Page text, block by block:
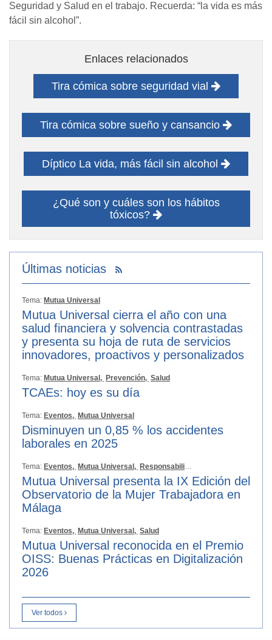
Seguridad y Salud en el trabajo. Recuerda: “la vida es más
fácil sin alcohol”.
Enlaces relacionados
Tira cómica sobre seguridad vial
Tira cómica sobre sueño y cansancio
Díptico La vida, más fácil sin alcohol
¿Qué son y cuáles son los hábitos
tóxicos?
Últimas noticias
Tema: Mutua Universal
Mutua Universal cierra el año con una
salud financiera y solvencia contrastadas
y presenta su hoja de ruta de servicios
innovadores, proactivos y personalizados
Tema: Mutua Universal, Prevención, Salud
TCAEs: hoy es su día
Tema: Eventos, Mutua Universal
Disminuyen un 0,85 % los accidentes
laborales en 2025
Tema: Eventos, Mutua Universal, Responsabilidad Social
Mutua Universal presenta la IX Edición del
Observatorio de la Mujer Trabajadora en
Málaga
Tema: Eventos, Mutua Universal, Salud
Mutua Universal reconocida en el Premio
OISS: Buenas Prácticas en Digitalización
2026
Ver todos